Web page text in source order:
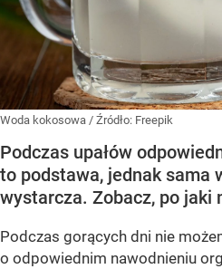
Woda kokosowa / Źródło: Freepik
Podczas upałów
to podstawa, jednak sama
wystarcza. Zobacz, po jaki
Podczas gorących dni nie
o odpowiednim nawodnieniu